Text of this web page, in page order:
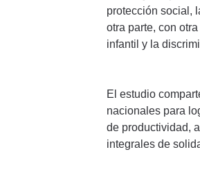
protección social,
otra parte, con
infantil y la
El estudio
nacionales para
de productividad,
integrales de